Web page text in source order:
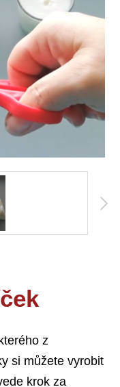
z
si můžete vyrobit
krok za